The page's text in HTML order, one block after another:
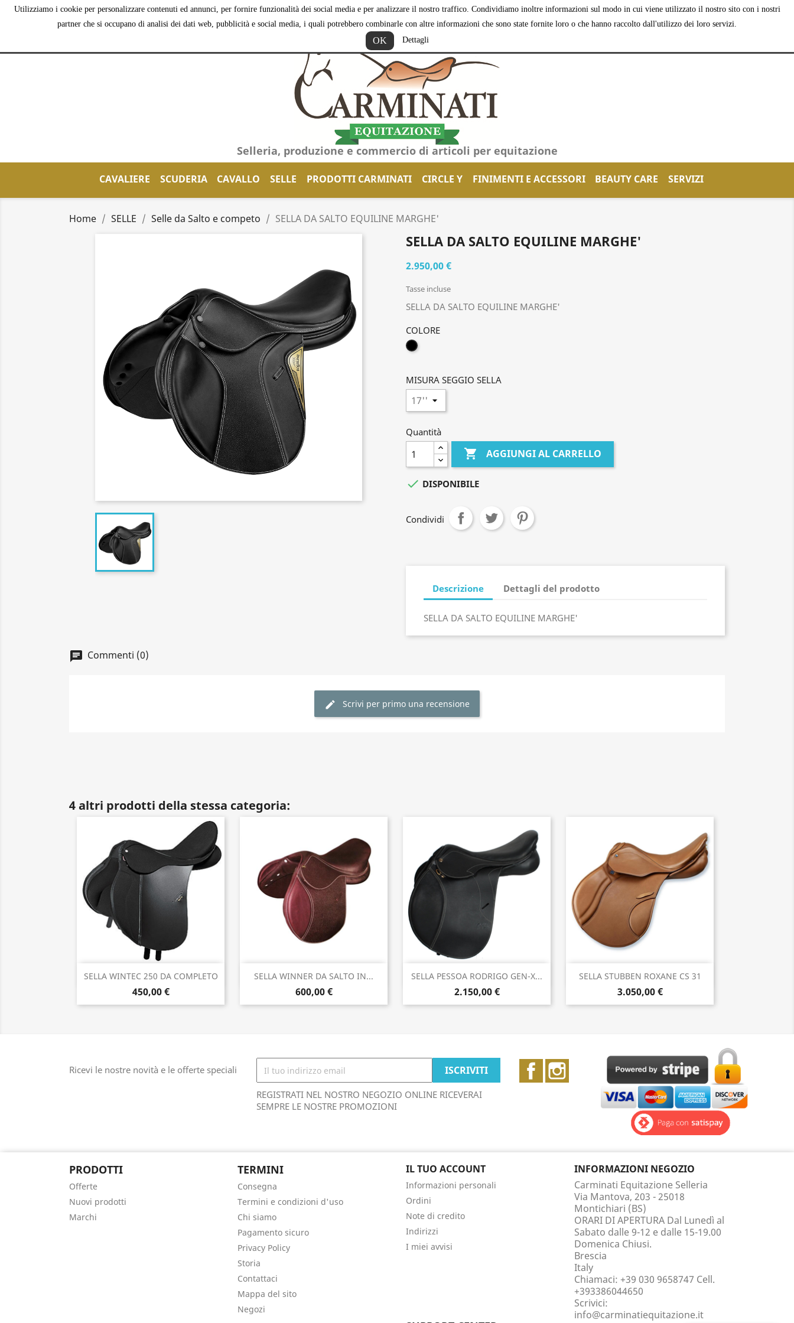
Utilizziamo i cookie per personalizzare contenuti ed annunci, per fornire funzionalità dei social media e per analizzare il nostro traffico. Condividiamo inoltre informazioni sul modo in cui viene utilizzato il nostro sito con i nostri
partner che si occupano di analisi dei dati web, pubblicità e social media, i quali potrebbero combinarle con altre informazioni che sono state fornite loro o che hanno raccolto dall'utilizzo dei loro servizi.
OK Dettagli
 Accedi shopping_cart Carrello(0)
Selleria, produzione e commercio di articoli per equitazione
CAVALIERE SCUDERIA CAVALLO SELLE PRODOTTI CARMINATI CIRCLE Y FINIMENTI E ACCESSORI BEAUTY CARE SERVIZI
Home SELLE Selle da Salto e competo SELLA DA SALTO EQUILINE MARGHE'
SELLA DA SALTO EQUILINE MARGHE'
2.950,00 €
Tasse incluse
SELLA DA SALTO EQUILINE MARGHE'
COLORE
NERO
MISURA SEGGIO SELLA
Quantità
 AGGIUNGI AL CARRELLO
 DISPONIBILE
Condividi
Descrizione Dettagli del prodotto
SELLA DA SALTO EQUILINE MARGHE'
Commenti (0)
Scrivi per primo una recensione
4 altri prodotti della stessa categoria:
SELLA WINTEC 250 DA COMPLETO
450,00 €
Anteprima SELLA WINNER DA SALTO IN...
600,00 €
Anteprima SELLA PESSOA RODRIGO GEN-X...
2.150,00 €
Anteprima SELLA STUBBEN ROXANE CS 31
3.050,00 €
Anteprima
Ricevi le nostre novità e le offerte speciali
REGISTRATI NEL NOSTRO NEGOZIO ONLINE RICEVERAI
SEMPRE LE NOSTRE PROMOZIONI
Facebook
PRODOTTI
Offerte
Nuovi prodotti
Marchi
TERMINI
Consegna
Termini e condizioni d'uso
Chi siamo
Pagamento sicuro
Privacy Policy
Storia
Contattaci
Mappa del sito
Negozi
IL TUO ACCOUNT
Informazioni personali
Ordini
Note di credito
Indirizzi
I miei avvisi
INFORMAZIONI NEGOZIO
Carminati Equitazione Selleria
Via Mantova, 203 - 25018
Montichiari (BS)
ORARI DI APERTURA Dal Lunedì al
Sabato dalle 9-12 e dalle 15-19.00
Domenica Chiusi.
Brescia
Italy
Chiamaci: +39 030 9658747 Cell.
+393386044650
Scrivici:
info@carminatiequitazione.it